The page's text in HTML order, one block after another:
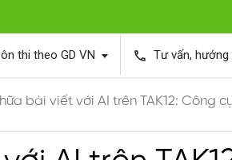
thi theo GD VN phone Tư vấn, hướng
bài viết với AI trên TAK12: Công